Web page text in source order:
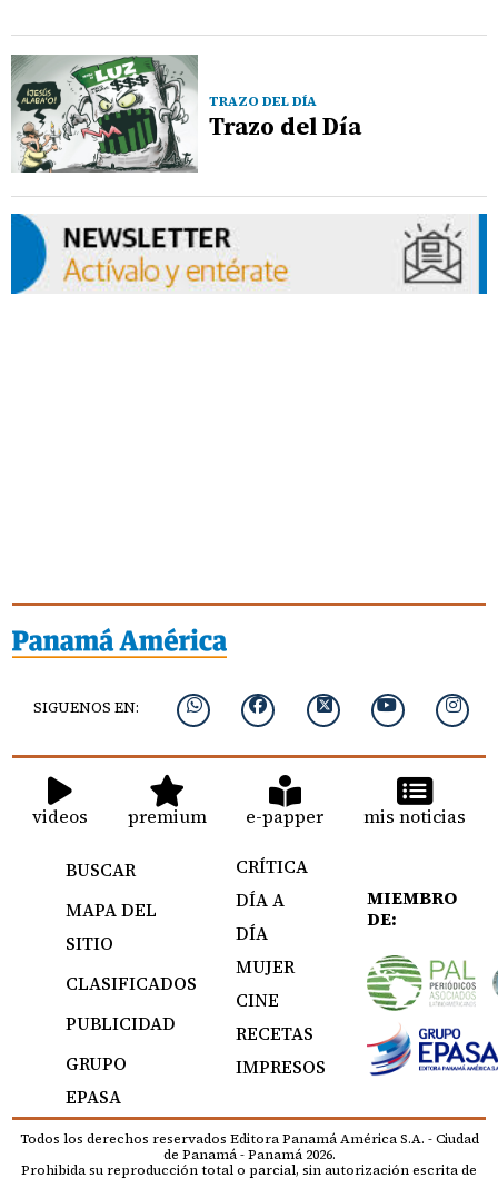
TRAZO DEL DÍA
Trazo del Día
SIGUENOS EN:
videos premium e-papper mis noticias
BUSCAR
MAPA DEL
SITIO
CLASIFICADOS
PUBLICIDAD
GRUPO
EPASA
CRÍTICA
DÍA A
DÍA
MUJER
CINE
RECETAS
IMPRESOS
MIEMBRO
DE:
Todos los derechos reservados Editora Panamá América S.A. - Ciudad
de Panamá - Panamá 2026.
Prohibida su reproducción total o parcial, sin autorización escrita de